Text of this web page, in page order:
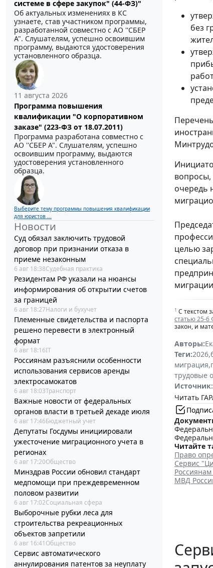
системе в сфере закупок" (44-ФЗ)"
Об актуальных изменениях в КС
узнаете, став участником программы,
разработанной совместно с АО ''СБЕР
А". Слушателям, успешно освоившим
программу, выдаются удостоверения
установленного образца.
11 августа 2026
Программа повышения
квалификации "О корпоративном
заказе" (223-ФЗ от 18.07.2011)
Программа разработана совместно с
АО ''СБЕР А". Слушателям, успешно
освоившим программу, выдаются
удостоверения установленного
образца.
Выберите тему программы повышения квалификации
для юристов ...
Новости
Суд обязал заключить трудовой
договор при признании отказа в
приеме незаконным
6 авг 18:38Судебная практика
Резидентам РФ указали на нюансы
информирования об открытии счетов
за границей
6 авг 18:27Налоги и бухучет
Племенные свидетельства и паспорта
решено перевести в электронный
формат
6 авг 18:16IT
Россиянам разъяснили особенности
использования сервисов аренды
электросамокатов
6 авг 18:03Транспорт
Важные новости от федеральных
органов власти в третьей декаде июля
6 авг 17:46Бюджетный учет
Депутаты Госдумы инициировали
ужесточение миграционного учета в
регионах
6 авг 17:20Общество
Минздрав России обновил стандарт
медпомощи при преждевременном
половом развитии
6 авг 17:02Социальная сфера
Выборочные рубки леса для
строительства рекреационных
объектов запретили
6 авг 16:41 Общество
Сервис автоматического
аннулирования патентов за неуплату
без
вопросы,
очередь
целью
1 С текстом
статью 25-6
закон, и
Авторы:
Теги:2026,
миграция,
трудовые
Источник:
Читать
Читайте
Право
Сервис
МВД